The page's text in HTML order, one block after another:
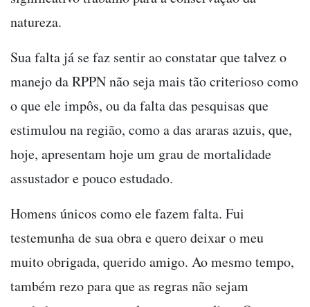
natureza.
Sua falta já se faz sentir ao constatar que talvez o
manejo da RPPN não seja mais tão criterioso como
o que ele impôs, ou da falta das pesquisas que
estimulou na região, como a das araras azuis, que,
hoje, apresentam hoje um grau de mortalidade
assustador e pouco estudado.
Homens únicos como ele fazem falta. Fui
testemunha de sua obra e quero deixar o meu
muito obrigada, querido amigo. Ao mesmo tempo,
também rezo para que as regras não sejam